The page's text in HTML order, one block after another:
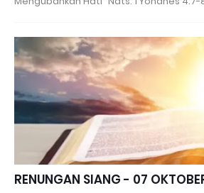
RENUNGAN SIANG - 07